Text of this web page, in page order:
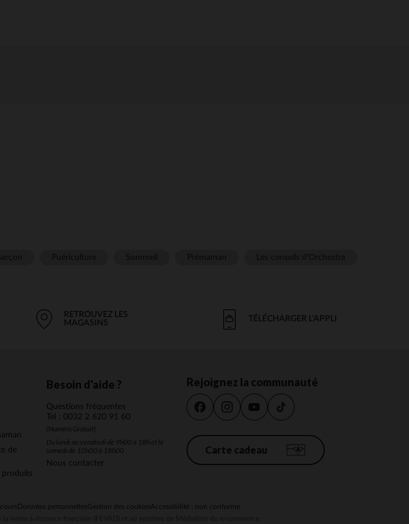
RETROUVEZ LES
MAGASINS
TÉLÉCHARGER L'APPLI
de
produits
Besoin d'aide ?
Questions fréquentes
Tel : 0032 2 620 91 60
(Numéro Gratuit)
Du lundi au vendredi de 9h00 à 18h et le
samedi de 10h00 à 18h00
Nous contacter
Rejoignez la communauté
Carte cadeau
Données personnellesGestion des cookiesAccessibilité : non conforme